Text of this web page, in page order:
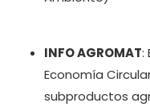
INFO AGROMAT:
Economía
subproductos